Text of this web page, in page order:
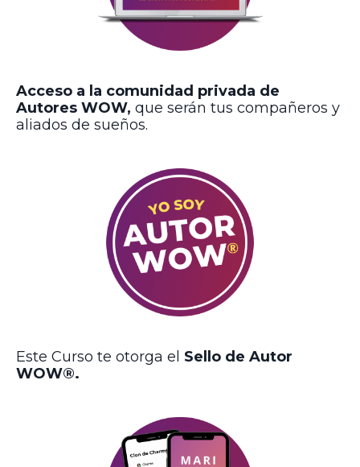
Acceso a la comunidad privada de
Autores WOW, que serán tus compañeros y
aliados de sueños.
Este Curso te otorga el Sello de Autor
WOW®.